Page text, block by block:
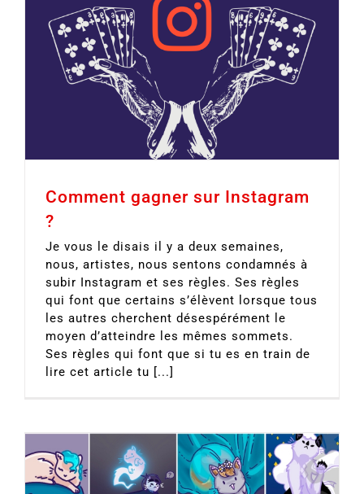
Comment gagner sur Instagram
?
Je vous le disais il y a deux semaines,
nous, artistes, nous sentons condamnés à
subir Instagram et ses règles. Ses règles
qui font que certains s’élèvent lorsque tous
les autres cherchent désespérément le
moyen d’atteindre les mêmes sommets.
Ses règles qui font que si tu es en train de
lire cet article tu [...]